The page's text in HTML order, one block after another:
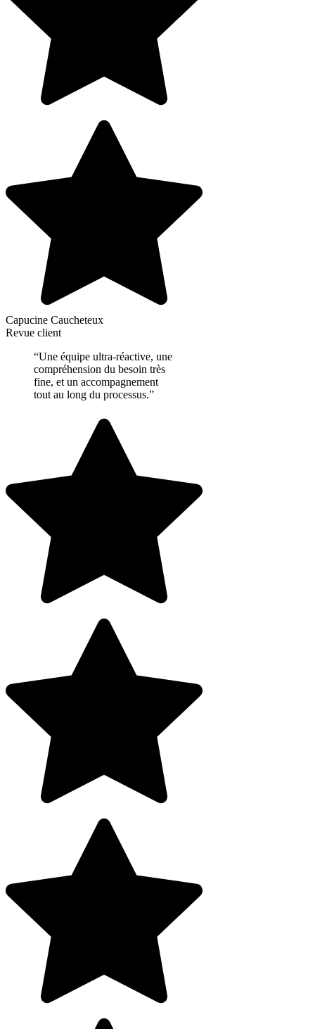
Capucine Caucheteux
Revue client
“Une équipe ultra-réactive, une
compréhension du besoin très
fine, et un accompagnement
tout au long du processus.”